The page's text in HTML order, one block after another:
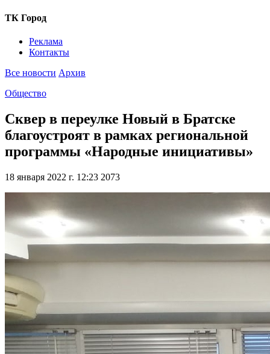
ТК Город
Реклама
Контакты
Все новости Архив
Общество
Сквер в переулке Новый в Братске
благоустроят в рамках региональной
программы «Народные инициативы»
18 января 2022 г. 12:23 2073